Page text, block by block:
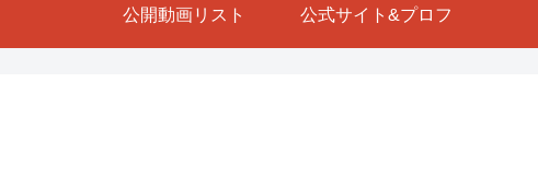
公開動画リスト 公式サイト&プロフ